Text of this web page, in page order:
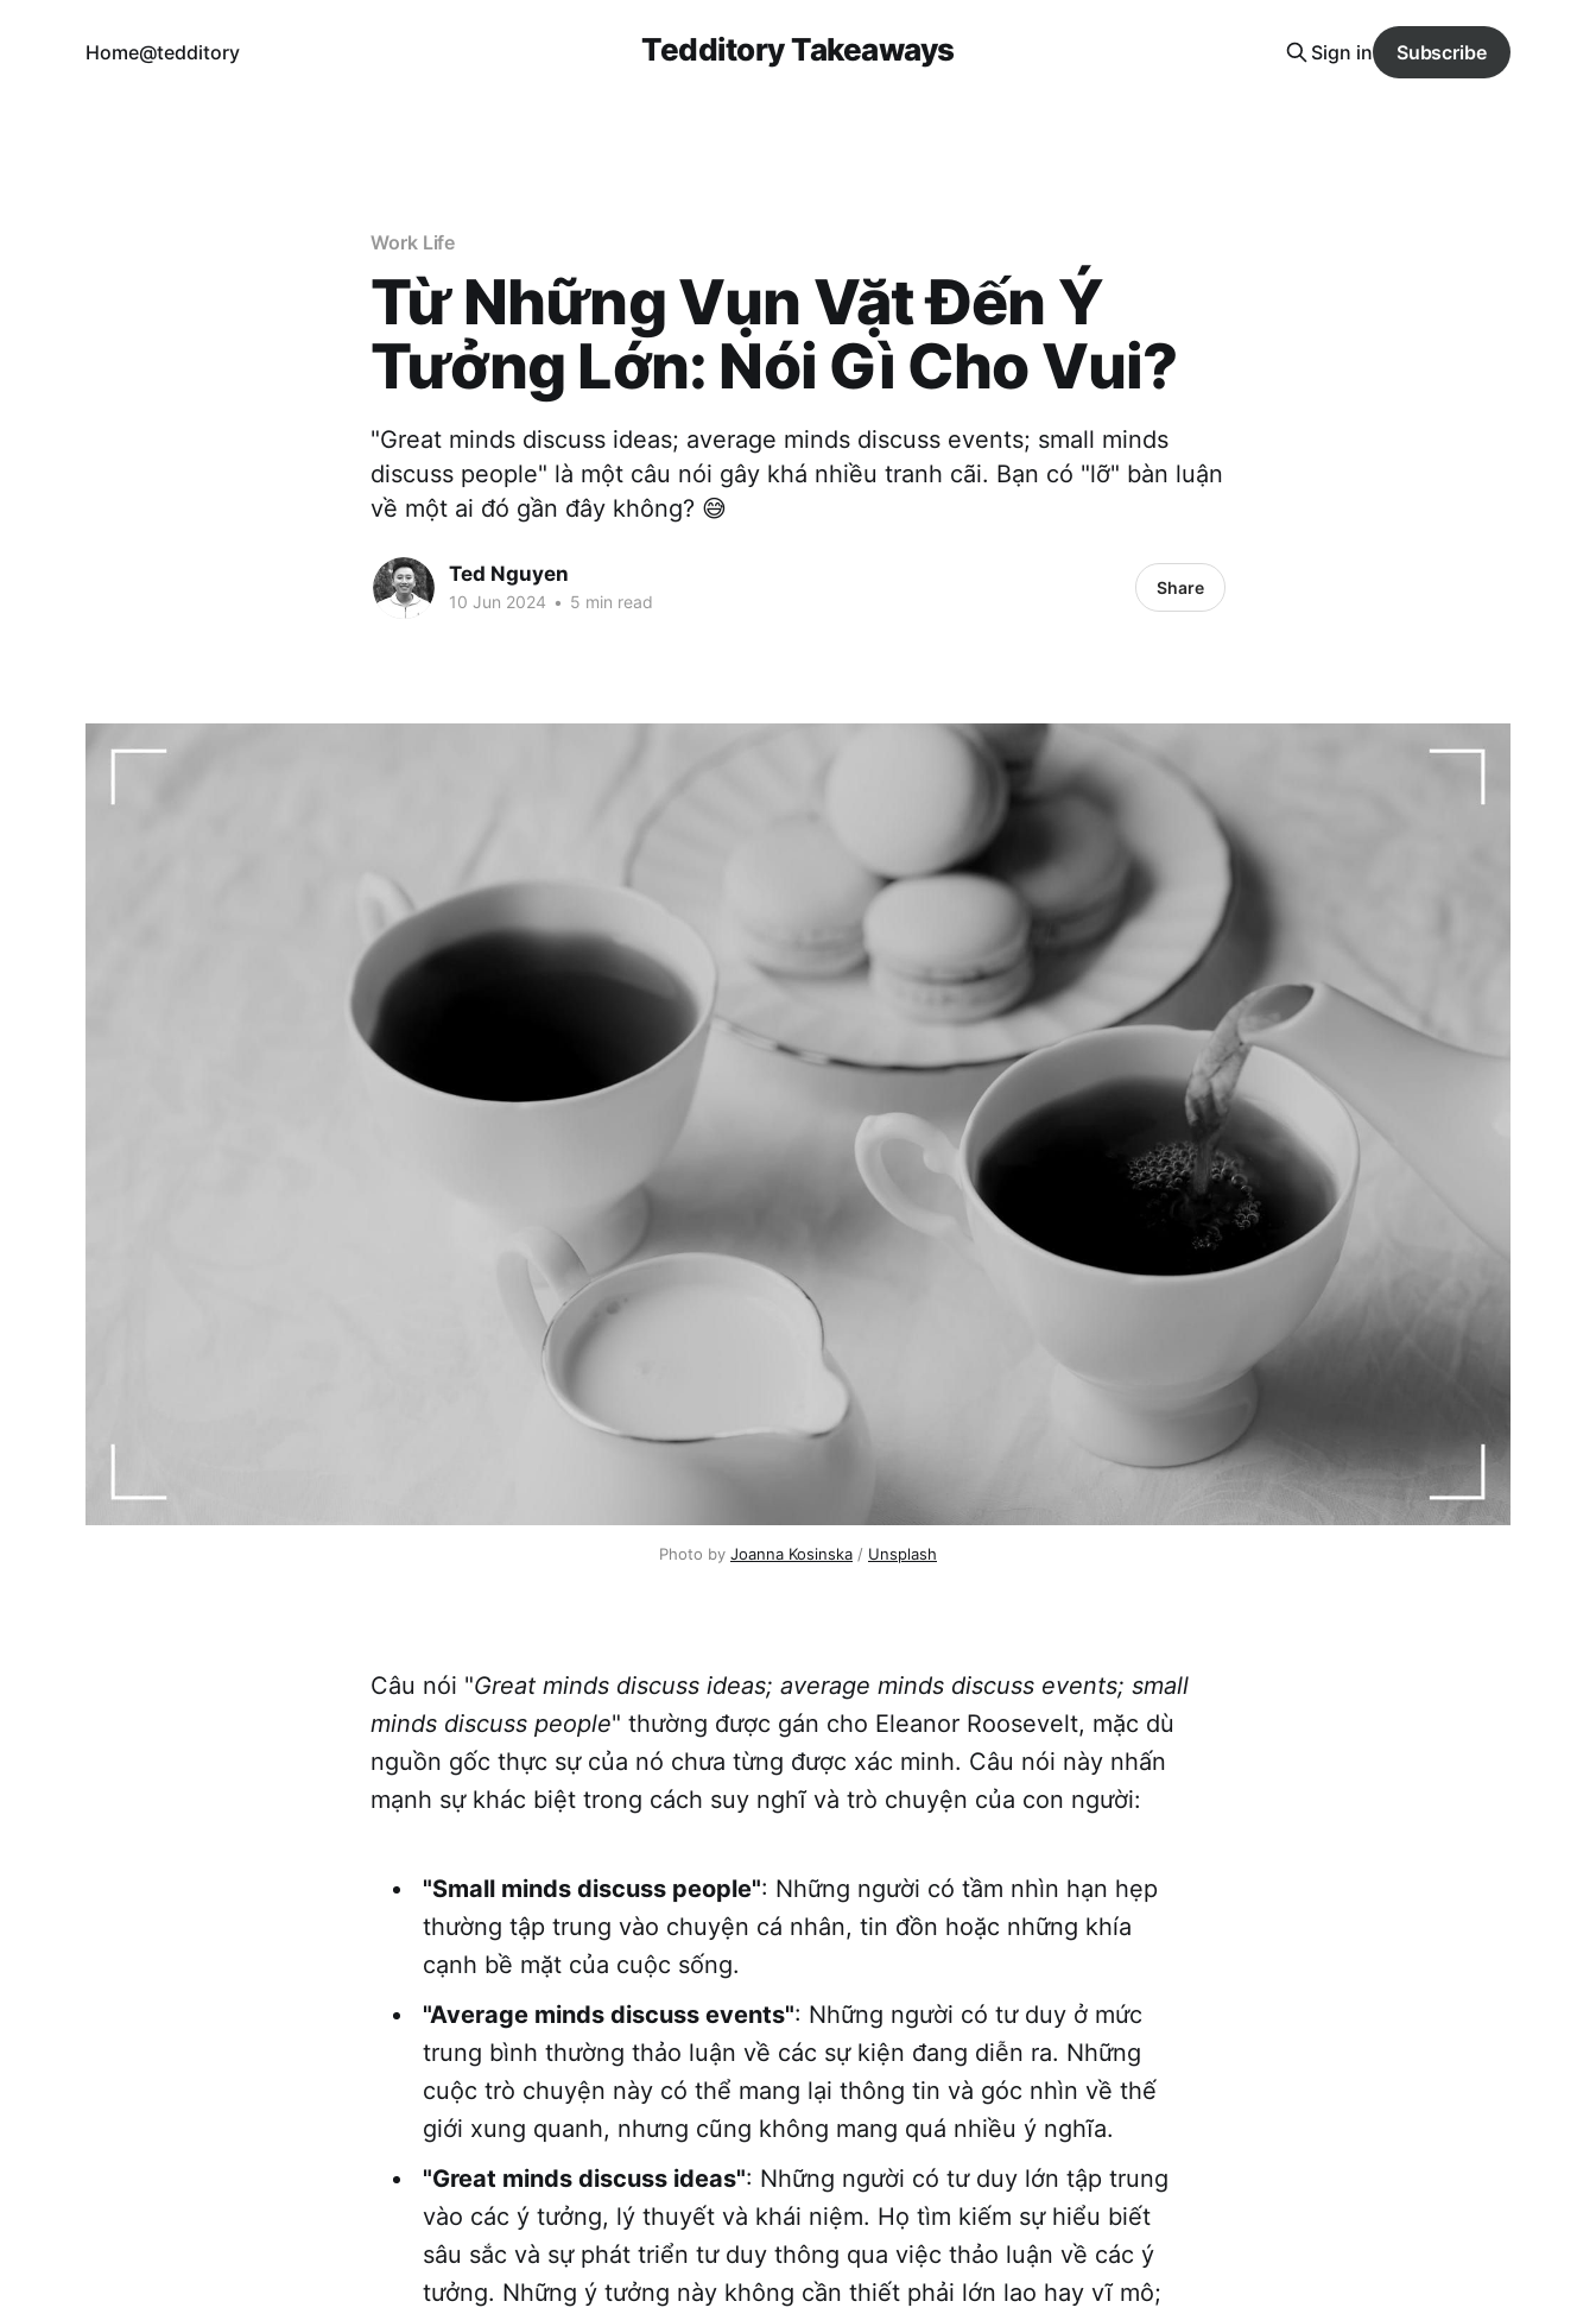
Tedditory Takeaways
Home@tedditory Sign in Subscribe
Work Life
Từ Những Vụn Vặt Đến Ý
Tưởng Lớn: Nói Gì Cho Vui?
"Great minds discuss ideas; average minds discuss events; small minds
discuss people" là một câu nói gây khá nhiều tranh cãi. Bạn có "lỡ" bàn luận
về một ai đó gần đây không? 😅
Ted Nguyen
10 Jun 2024 • 5 min read
Share
Photo by Joanna Kosinska / Unsplash
Câu nói "Great minds discuss ideas; average minds discuss events; small
minds discuss people" thường được gán cho Eleanor Roosevelt, mặc dù
nguồn gốc thực sự của nó chưa từng được xác minh. Câu nói này nhấn
mạnh sự khác biệt trong cách suy nghĩ và trò chuyện của con người:
"Small minds discuss people": Những người có tầm nhìn hạn hẹp
thường tập trung vào chuyện cá nhân, tin đồn hoặc những khía
cạnh bề mặt của cuộc sống.
"Average minds discuss events": Những người có tư duy ở mức
trung bình thường thảo luận về các sự kiện đang diễn ra. Những
cuộc trò chuyện này có thể mang lại thông tin và góc nhìn về thế
giới xung quanh, nhưng cũng không mang quá nhiều ý nghĩa.
"Great minds discuss ideas": Những người có tư duy lớn tập trung
vào các ý tưởng, lý thuyết và khái niệm. Họ tìm kiếm sự hiểu biết
sâu sắc và sự phát triển tư duy thông qua việc thảo luận về các ý
tưởng. Những ý tưởng này không cần thiết phải lớn lao hay vĩ mô;